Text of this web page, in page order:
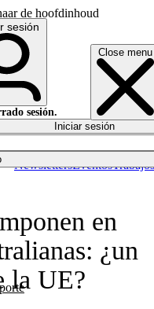
de hoofdinhoud
Close menu
NewslettersEventosTrabajos
sesión
sesión.
Iniciar sesión
en
¿un
la UE?